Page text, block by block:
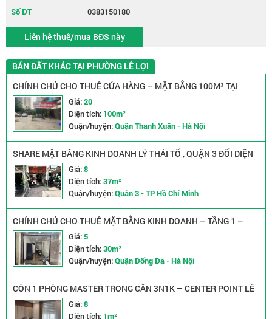
Số ĐT
0383150180
Liên hệ thuê/mua BĐS này
BÁN ĐẤT KHÁC TẠI PHƯỜNG LÊ LỢI
CHÍNH CHỦ CHO THUÊ CỬA HÀNG – MẶT BẰNG 100M² TẠI
TRIỀU KHÚC, HÀ NỘI
Giá:20
Diện tích: 100m²
Quận/huyện:Quận Thanh Xuân - Hà Nội
SHARE MẶT BẰNG KINH DOANH LÝ THÁI TỔ , QUẬN 3 ĐỐI DIỆN
CÔNG VIÊN
Giá:8
Diện tích:37m²
Quận/huyện:Quận 3 - TP Hồ Chí Minh
CHÍNH CHỦ CHO THUÊ MẶT BẰNG KINH DOANH – TẦNG 1 –
TÂY SƠN, ĐỐNG ĐA, HÀ NỘI
Giá:5
Diện tích:30m²
Quận/huyện:Quận Đống Đa - Hà Nội
CÒN 1 PHÒNG MASTER TRONG CĂN 3N1K – CENTER POINT LÊ
VĂN LƯƠNG
Giá:8
Diện tích: 1m²